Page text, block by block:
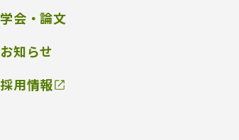
学会・論文
お知らせ
採用情報